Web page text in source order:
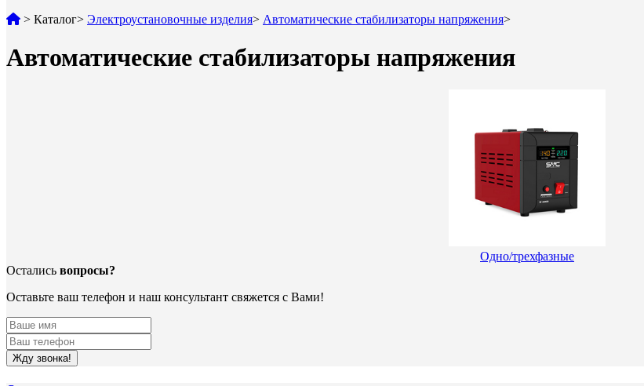
> Каталог> Электроустановочные изделия> Автоматические стабилизаторы напряжения>
Автоматические стабилизаторы напряжения
Одно/трехфазные
Остались вопросы?
Оставьте ваш телефон и наш консультант свяжется с Вами!
Жду звонка!